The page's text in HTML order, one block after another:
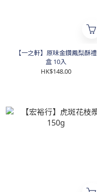
【一之軒】原味金鑽鳳梨酥禮
盒 10入
HK$148.00